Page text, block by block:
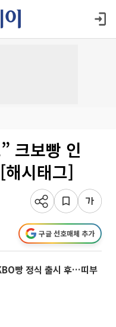
크보빵 인
시태그]
구글 선호매체 추가
빵 정식 출시 후…띠부